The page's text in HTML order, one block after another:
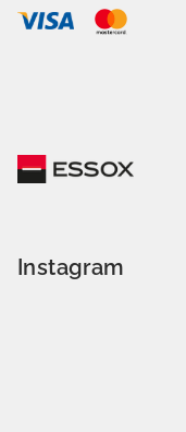
Instagram